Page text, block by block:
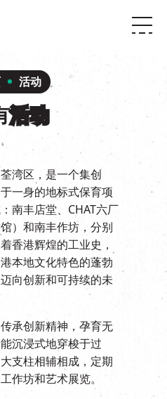
活动
活动
湾区，是一个集创
一身的地标式保育项
南丰店堂、CHAT六厂
）和南丰作坊，分别
香港辉煌的工业史，
本地文化特色的蓬勃
向创新和可持续的未
承创新精神，孕育无
沉浸式地穿梭于过
支柱相辅相成，定期
作坊和艺术展览。